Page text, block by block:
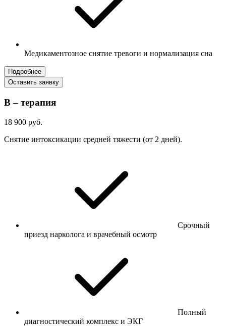
Медикаментозное снятие тревоги и нормализация сна
Подробнее
Оставить заявку
В – терапия
18 900 руб.
Снятие интоксикации средней тяжести (от 2 дней).
Срочный
приезд нарколога и врачебный осмотр
Полный
диагностический комплекс и ЭКГ